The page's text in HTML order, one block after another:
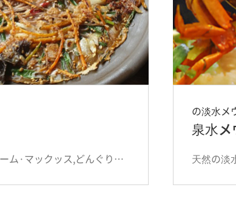
どんぐり·水/ビービーム·マックッス,どんぐりのビンデトク,ゆで肉
の淡水メ
泉水